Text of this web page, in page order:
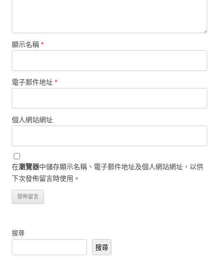
顯示名稱 *
電子郵件地址 *
個人網站網址
在瀏覽器中儲存顯示名稱、電子郵件地址及個人網站網址，以供
下次發佈留言時使用。
搜尋
搜尋